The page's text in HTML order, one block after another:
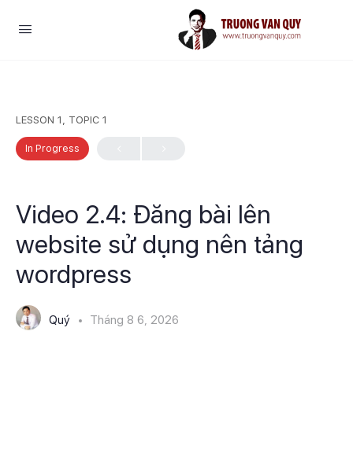
LESSON 1, TOPIC 1
In Progress
Video 2.4: Đăng bài lên
website sử dụng nên tảng
wordpress
Quý Tháng 8 6, 2026